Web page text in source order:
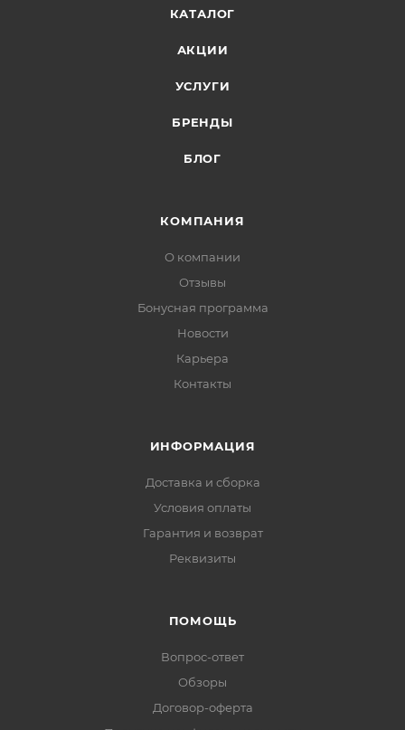
КАТАЛОГ
АКЦИИ
УСЛУГИ
БРЕНДЫ
БЛОГ
КОМПАНИЯ
О компании
Отзывы
Бонусная программа
Новости
Карьера
Контакты
ИНФОРМАЦИЯ
Доставка и сборка
Условия оплаты
Гарантия и возврат
Реквизиты
ПОМОЩЬ
Вопрос-ответ
Обзоры
Договор-оферта